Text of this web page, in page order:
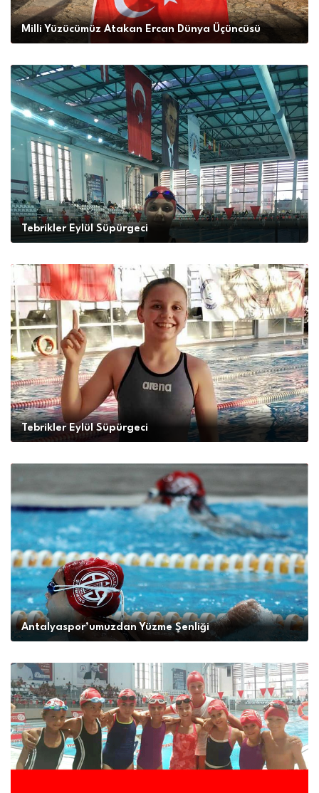
Milli Yüzücümüz Atakan Ercan Dünya Üçüncüsü
Tebrikler Eylül Süpürgeci
Tebrikler Eylül Süpürgeci
Antalyaspor’umuzdan Yüzme Şenliği